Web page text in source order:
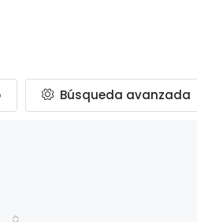
Búsqueda avanzada